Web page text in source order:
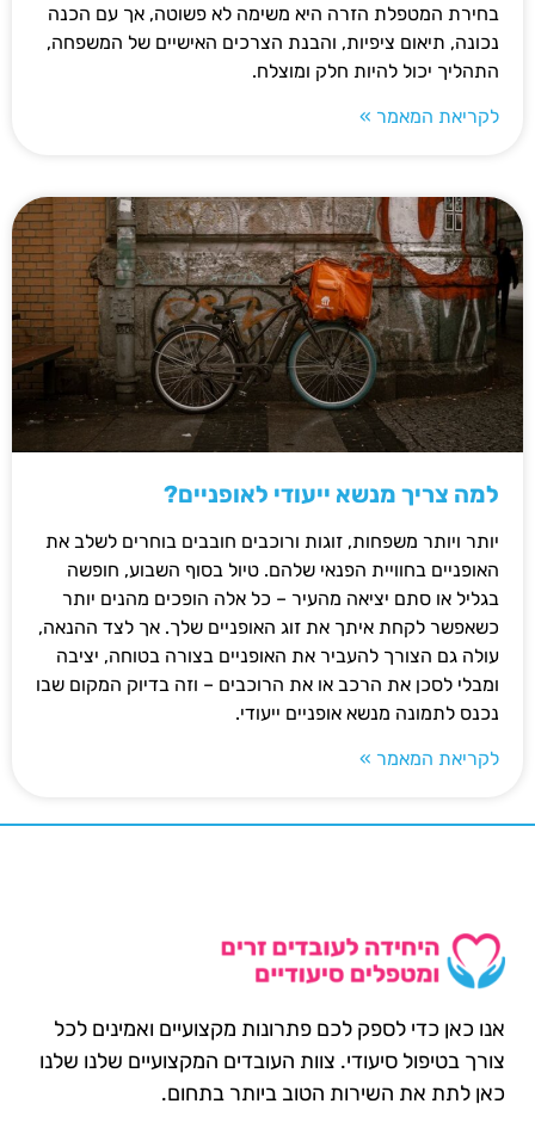
בחירת המטפלת הזרה היא משימה לא פשוטה, אך עם הכנה
נכונה, תיאום ציפיות, והבנת הצרכים האישיים של המשפחה,
התהליך יכול להיות חלק ומוצלח.
לקריאת המאמר »
למה צריך מנשא ייעודי לאופניים?
יותר ויותר משפחות, זוגות ורוכבים חובבים בוחרים לשלב את
האופניים בחוויית הפנאי שלהם. טיול בסוף השבוע, חופשה
בגליל או סתם יציאה מהעיר – כל אלה הופכים מהנים יותר
כשאפשר לקחת איתך את זוג האופניים שלך. אך לצד ההנאה,
עולה גם הצורך להעביר את האופניים בצורה בטוחה, יציבה
ומבלי לסכן את הרכב או את הרוכבים – וזה בדיוק המקום שבו
נכנס לתמונה מנשא אופניים ייעודי.
לקריאת המאמר »
אנו כאן כדי לספק לכם פתרונות מקצועיים ואמינים לכל
צורך בטיפול סיעודי. צוות העובדים המקצועיים שלנו שלנו
כאן לתת את השירות הטוב ביותר בתחום.